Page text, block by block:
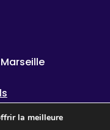
la meilleure